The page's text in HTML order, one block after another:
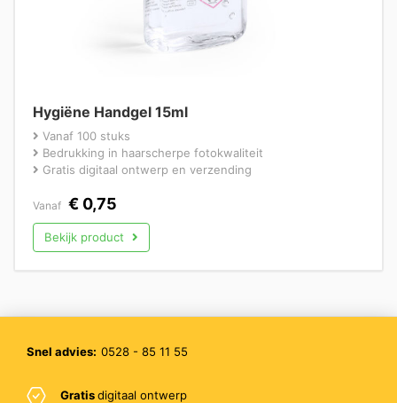
Hygiëne Handgel 15ml
Vanaf 100 stuks
Bedrukking in haarscherpe fotokwaliteit
Gratis digitaal ontwerp en verzending
Vanaf € 0,75
Bekijk product
Snel advies: 0528 - 85 11 55
Gratisdigitaal ontwerp